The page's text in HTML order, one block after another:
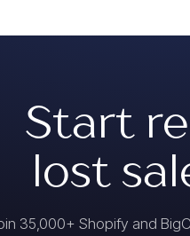
Start
lost
35,000+ Shopify and